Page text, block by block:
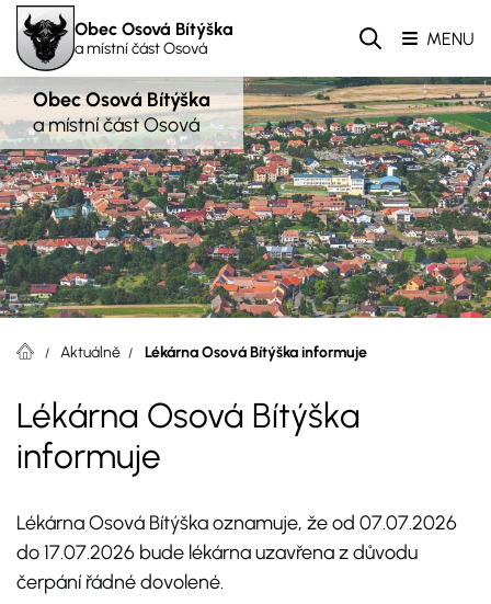
Obec Osová Bítýška
a místní část Osová MENU
Obec Osová Bítýška
a místní část Osová
Aktuálně Lékárna Osová Bítýška informuje
Lékárna Osová Bítýška
informuje
Lékárna Osová Bítýška oznamuje, že od 07.07.2026
do 17.07.2026 bude lékárna uzavřena z důvodu
čerpání řádné dovolené.